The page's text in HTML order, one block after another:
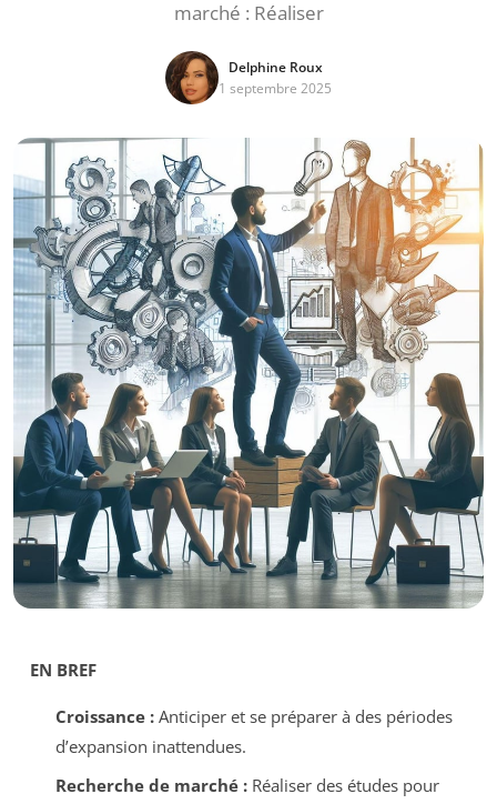
marché : Réaliser
Delphine Roux
1 septembre 2025
EN BREF
Croissance :Anticiper et se préparer à des périodes
d’expansion inattendues.
Recherche de marché :Réaliser des études pour